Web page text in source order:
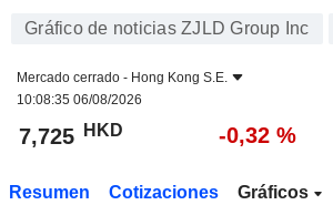
Gráfico de noticias ZJLD Group Inc
Mercado cerrado - Hong Kong S.E.
10:08:35 06/08/2026
7,725 HKD -0,32 %
Resumen Cotizaciones Gráficos